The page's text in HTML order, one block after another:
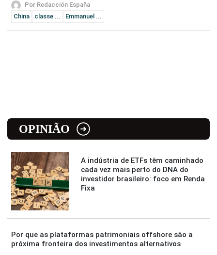
Por Redacción España
China
classe ... Emmanuel ...
OPINIÃO
A indústria de ETFs têm caminhado
cada vez mais perto do DNA do
investidor brasileiro: foco em Renda
Fixa
Por que as plataformas patrimoniais offshore são a
próxima fronteira dos investimentos alternativos